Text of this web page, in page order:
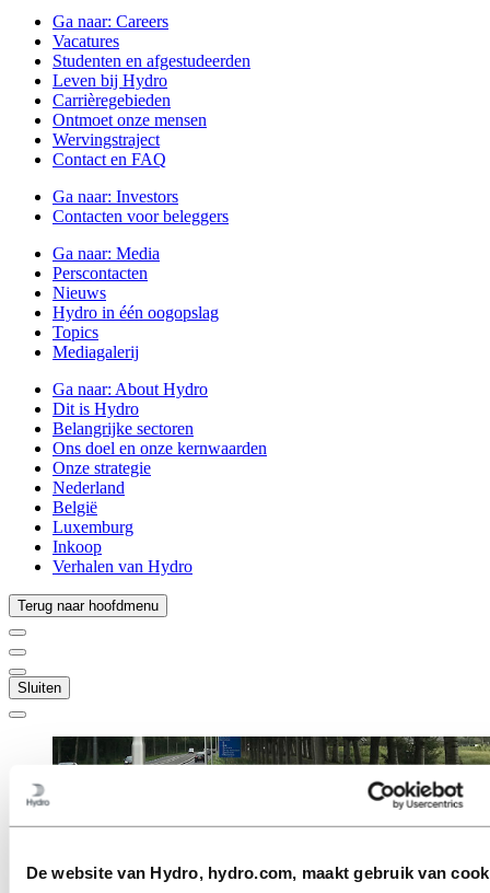
De website van Hydro, hydro.com, maakt gebruik van
Ga naar: Careers
Vacatures
Studenten en afgestudeerden
Leven bij Hydro
Carrièregebieden
Ontmoet onze mensen
Wervingstraject
Contact en FAQ
Ga naar: Investors
Contacten voor beleggers
Ga naar: Media
Perscontacten
Nieuws
Hydro in één oogopslag
Topics
Mediagalerij
Ga naar: About Hydro
Dit is Hydro
Belangrijke sectoren
Ons doel en onze kernwaarden
Onze strategie
Nederland
België
Luxemburg
Inkoop
Verhalen van Hydro
Terug naar hoofdmenu
Sluiten